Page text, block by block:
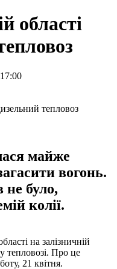
області
майже
вогонь.
не було,
колії.
на залізничній
тепловозі. Про це
21 квітня.